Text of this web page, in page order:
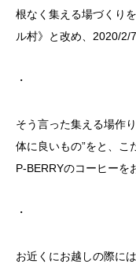
根なく集える場づくり
ル村》と改め、2020/2/
・
そう言った集える場作
体に良いもの”をと、こ
P-BERRYのコーヒーを
・
お近くにお越しの際に